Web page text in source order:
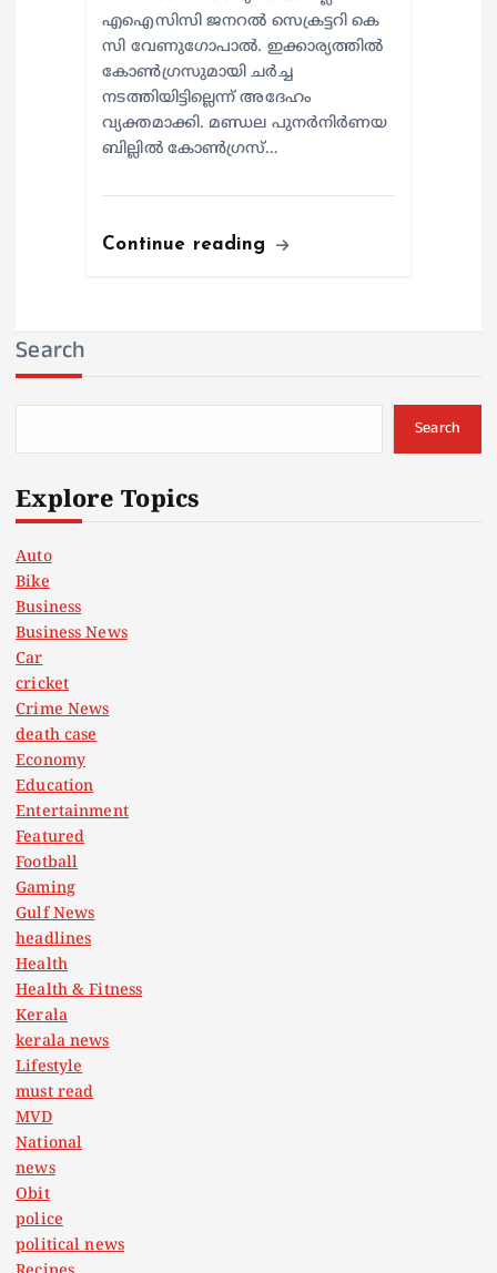
എഐസിസി ജനറൽ സെക്രട്ടറി കെ
സി വേണുഗോപാൽ. ഇക്കാര്യത്തിൽ
കോൺഗ്രസുമായി ചർച്ച
നടത്തിയിട്ടില്ലെന്ന് അദേഹം
വ്യക്തമാക്കി. മണ്ഡല പുനർനിർണയ
ബില്ലിൽ കോൺഗ്രസ്…
Continue reading
Search
Search
Explore Topics
Auto
Bike
Business
Business News
Car
cricket
Crime News
death case
Economy
Education
Entertainment
Featured
Football
Gaming
Gulf News
headlines
Health
Health & Fitness
Kerala
kerala news
Lifestyle
must read
MVD
National
news
Obit
police
political news